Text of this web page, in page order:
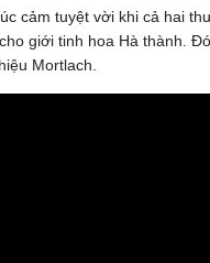
cảm tuyệt vời khi cả hai
giới tinh hoa Hà thành.
Mortlach.